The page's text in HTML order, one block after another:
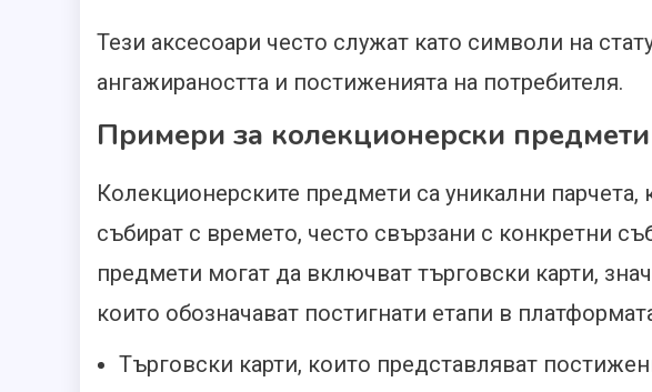
Тези аксесоари често служат като символи на
ангажираността и постиженията на потребителя.
Примери за колекционерски предмети
Колекционерските предмети са уникални парчета,
събират с времето, често свързани с конкретни
предмети могат да включват търговски карти,
които обозначават постигнати етапи в
Търговски карти, които представляват